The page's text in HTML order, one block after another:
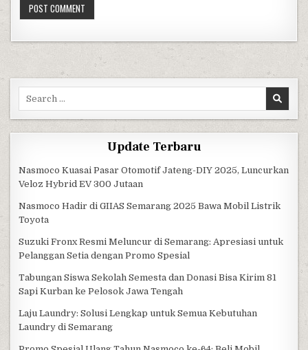
Search for:
Update Terbaru
Nasmoco Kuasai Pasar Otomotif Jateng-DIY 2025, Luncurkan
Veloz Hybrid EV 300 Jutaan
Nasmoco Hadir di GIIAS Semarang 2025 Bawa Mobil Listrik
Toyota
Suzuki Fronx Resmi Meluncur di Semarang: Apresiasi untuk
Pelanggan Setia dengan Promo Spesial
Tabungan Siswa Sekolah Semesta dan Donasi Bisa Kirim 81
Sapi Kurban ke Pelosok Jawa Tengah
Laju Laundry: Solusi Lengkap untuk Semua Kebutuhan
Laundry di Semarang